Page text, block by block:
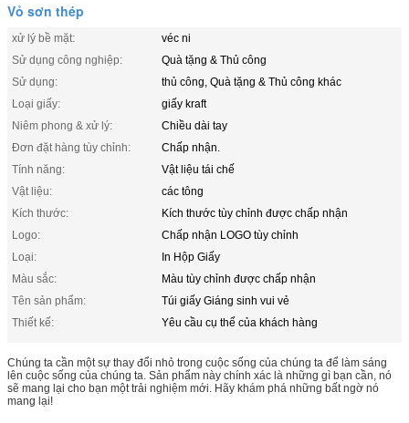
Vỏ sơn thép
xử lý bề mặt:
véc ni
Sử dụng công nghiệp:
Quà tặng & Thủ công
Sử dụng:
thủ công, Quà tặng & Thủ công khác
Loại giấy:
giấy kraft
Niêm phong & xử lý:
Chiều dài tay
Đơn đặt hàng tùy chỉnh:
Chấp nhận.
Tính năng:
Vật liệu tái chế
Vật liệu:
các tông
Kích thước:
Kích thước tùy chỉnh được chấp nhận
Logo:
Chấp nhận LOGO tùy chỉnh
Loại:
In Hộp Giấy
Màu sắc:
Màu tùy chỉnh được chấp nhận
Tên sản phẩm:
Túi giấy Giáng sinh vui vẻ
Thiết kế:
Yêu cầu cụ thể của khách hàng
Chúng ta cần một sự thay đổi nhỏ trong cuộc sống của chúng ta để làm sáng
lên cuộc sống của chúng ta. Sản phẩm này chính xác là những gì bạn cần, nó
sẽ mang lại cho bạn một trải nghiệm mới. Hãy khám phá những bất ngờ nó
mang lại!